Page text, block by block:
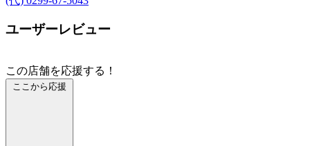
ユーザーレビュー
この店舗を応援する！
ここから応援